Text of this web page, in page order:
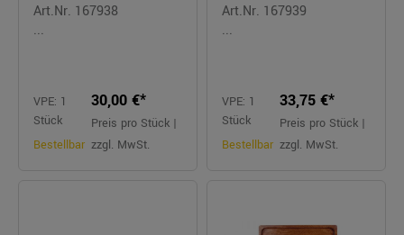
Art.Nr. 167938
...
VPE: 1
Stück
Bestellbar
30,00 €*
Preis pro Stück |
zzgl. MwSt.
Art.Nr. 167939
...
VPE: 1
Stück
Bestellbar
33,75 €*
Preis pro Stück |
zzgl. MwSt.